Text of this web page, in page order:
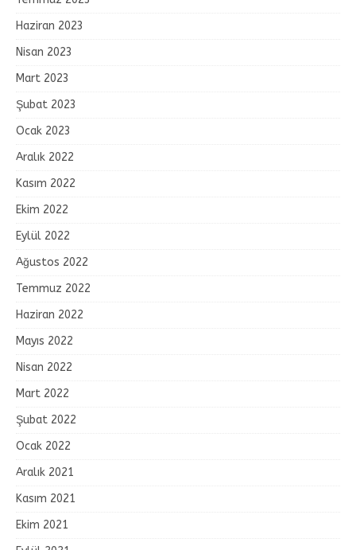
Haziran 2023
Nisan 2023
Mart 2023
Şubat 2023
Ocak 2023
Aralık 2022
Kasım 2022
Ekim 2022
Eylül 2022
Ağustos 2022
Temmuz 2022
Haziran 2022
Mayıs 2022
Nisan 2022
Mart 2022
Şubat 2022
Ocak 2022
Aralık 2021
Kasım 2021
Ekim 2021